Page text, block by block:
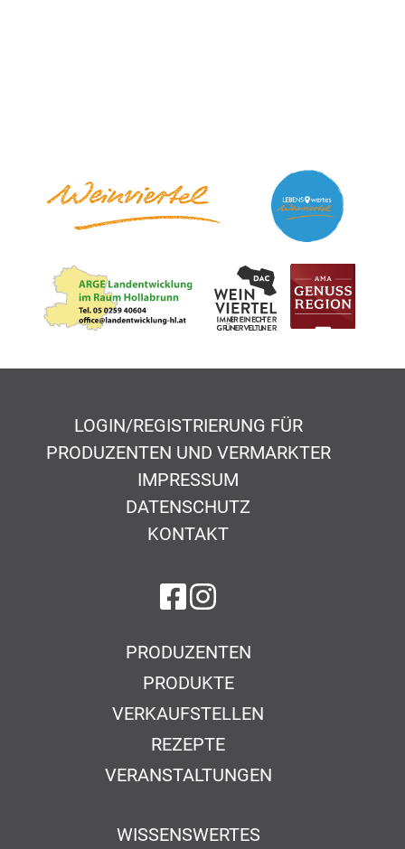
LOGIN/REGISTRIERUNG FÜR
PRODUZENTEN UND VERMARKTER
IMPRESSUM
DATENSCHUTZ
KONTAKT
auf Facebook
auf Instagram
PRODUZENTEN
PRODUKTE
VERKAUFSTELLEN
REZEPTE
VERANSTALTUNGEN
WISSENSWERTES